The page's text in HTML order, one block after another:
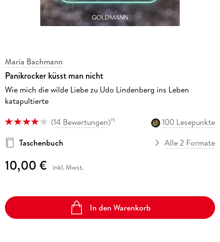
Maria Bachmann
Panikrocker küsst man nicht
Wie mich die wilde Liebe zu Udo Lindenberg ins Leben
katapultierte
(14 Bewertungen)15
100 Lesepunkte
Taschenbuch
Alle 2 Formate
10,00 € inkl. Mwst.
In den Warenkorb